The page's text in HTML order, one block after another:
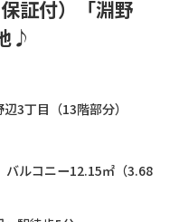
証付）「淵野
♪
3丁目（13階部分）
バルコニー12.15㎡（3.68